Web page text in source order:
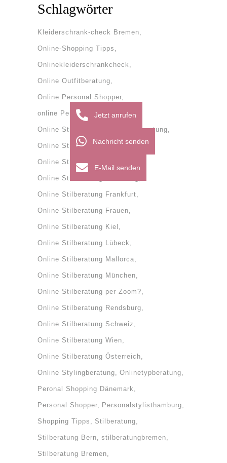
Schlagwörter
Kleiderschrank-check Bremen
Online-Shopping Tipps
Onlinekleiderschrankcheck
Online Outfitberatung
Online Personal Shopper
online Personal Shopping
Online Stilberatung onlinestilberatung
Online Stilberatung Bremen
Online Stilberatung Dänemark
Online Stilberatung Flensburg
Online Stilberatung Frankfurt
Online Stilberatung Frauen
Online Stilberatung Kiel
Online Stilberatung Lübeck
Online Stilberatung Mallorca
Online Stilberatung München
Online Stilberatung per Zoom?
Online Stilberatung Rendsburg
Online Stilberatung Schweiz
Online Stilberatung Wien
Online Stilberatung Österreich
Online Stylingberatung Onlinetypberatung
Peronal Shopping Dänemark
Personal Shopper Personalstylisthamburg
Shopping Tipps Stilberatung
Stilberatung Bern stilberatungbremen
Stilberatung Bremen
Jetzt anrufen
Nachricht senden
E-Mail senden